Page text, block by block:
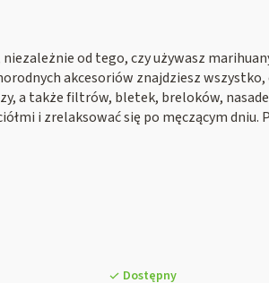
od tego, czy używasz
akcesoriów znajdziesz
a także filtrów, bletek, breloków,
i zrelaksować się po męczącym
Dostępny